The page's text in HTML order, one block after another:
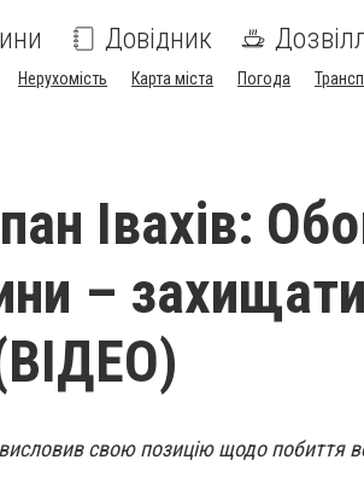
Довідник
Нерухомість Карта міста Погода
Івахів:
– захищати
свою позицію щодо побиття